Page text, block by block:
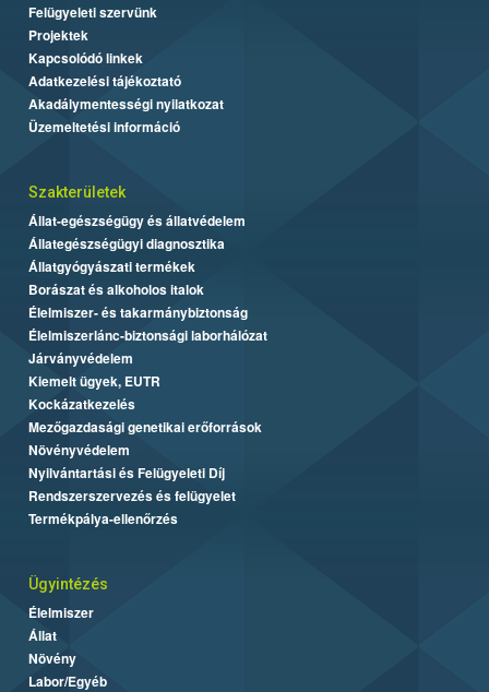
Felügyeleti szervünk
Projektek
Kapcsolódó linkek
Adatkezelési tájékoztató
Akadálymentességi nyilatkozat
Üzemeltetési információ
Szakterületek
Állat-egészségügy és állatvédelem
Állategészségügyi diagnosztika
Állatgyógyászati termékek
Borászat és alkoholos italok
Élelmiszer- és takarmánybiztonság
Élelmiszerlánc-biztonsági laborhálózat
Járványvédelem
Kiemelt ügyek, EUTR
Kockázatkezelés
Mezőgazdasági genetikai erőforrások
Növényvédelem
Nyilvántartási és Felügyeleti Díj
Rendszerszervezés és felügyelet
Termékpálya-ellenőrzés
Ügyintézés
Élelmiszer
Állat
Növény
Labor/Egyéb